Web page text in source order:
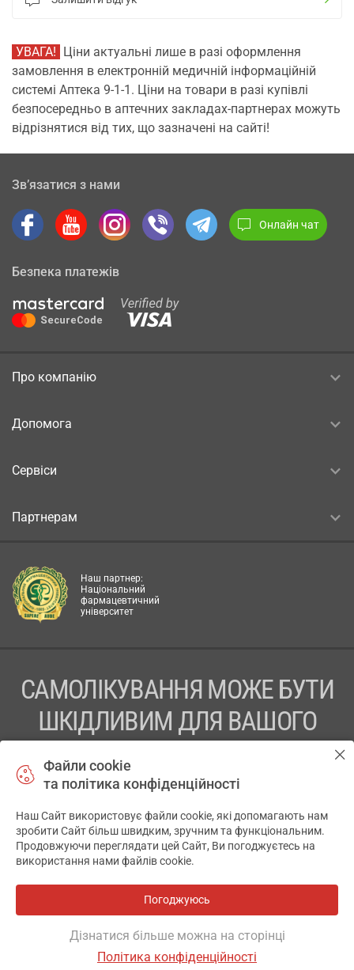
УВАГА! Ціни актуальні лише в разі оформлення
замовлення в електронній медичній інформаційній
системі Аптека 9-1-1. Ціни на товари в разі купівлі
безпосередньо в аптечних закладах-партнерах можуть
відрізнятися від тих, що зазначені на сайті!
Зв’язатися з нами
Онлайн чат
Безпека платежів
Про компанію
Допомога
Сервіси
Партнерам
Наш партнер:
Національний
фармацевтичний
університет
САМОЛІКУВАННЯ МОЖЕ БУТИ
ШКІДЛИВИМ ДЛЯ ВАШОГО
ПЕРЕД ЗАСТОСУВАННЯМ ПРЕПАРАТУ ПРОКОНСУЛЬТУЙТЕСЬ
ТОВ «АПТЕКА 911.ЮА» Код ЄДРПОУ 43631965.
Відмова від відповідальності
© 2014-2026. Медична інформаційна система АПТЕКА911.ЮА
Файли cookie
та політика конфіденційності
Наш Сайт використовує файли cookie, які допомагають нам
зробити Сайт більш швидким, зручним та функціональним.
Продовжуючи переглядати цей Сайт, Ви погоджуєтесь на
використання нами файлів cookie.
Погоджуюсь
Дізнатися більше можна на сторінці
Політика конфіденційності
✕